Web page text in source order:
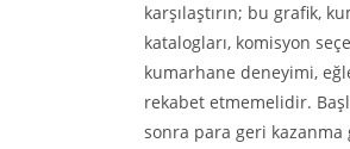
karşılaştırın; bu grafik,
katalogları, komisyon
kumarhane deneyimi,
rekabet etmemelidir.
sonra para geri